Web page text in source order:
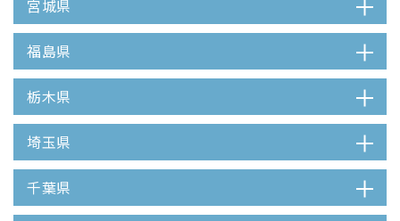
宮城県
福島県
栃木県
埼玉県
千葉県